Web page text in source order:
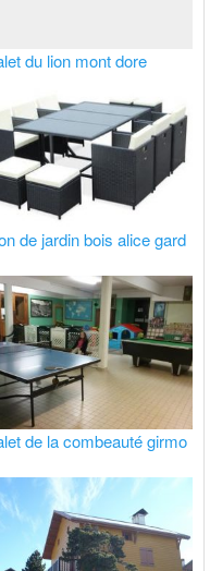
du lion mont dore
de jardin bois alice gard
de la combeauté girmo